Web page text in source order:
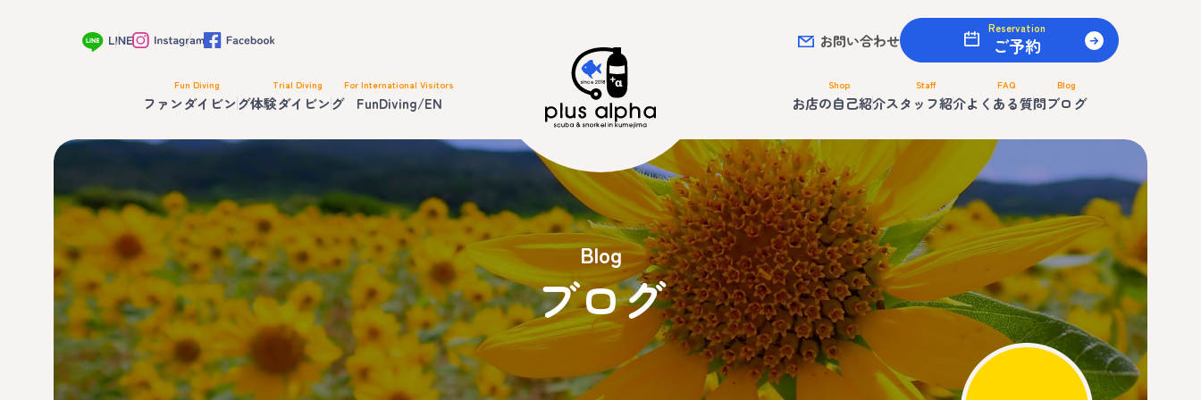
お問い合わせ
Reservation
ご予約
Fun Diving
ファンダイビング
Trial Diving
体験ダイビング
For International Visitors
FunDiving/EN
Shop
お店の自己紹介
Staff
スタッフ紹介
FAQ
よくある質問
Blog
ブログ
Blog
ブログ